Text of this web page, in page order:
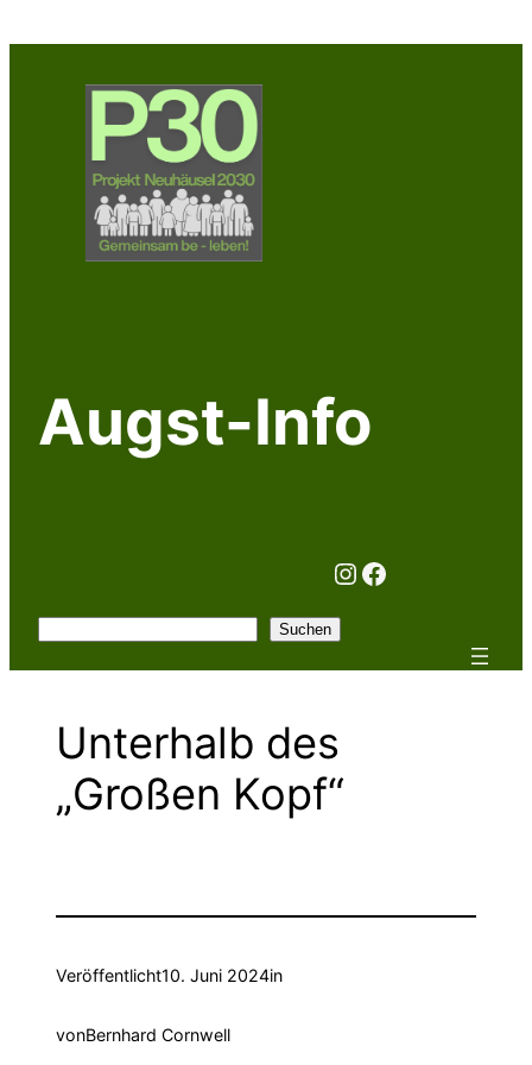
Inhalt
Augst-Info
Instagram
Facebook
Suchen
Unterhalb des
„Großen Kopf“
Veröffentlicht10. Juni 2024in
vonBernhard Cornwell